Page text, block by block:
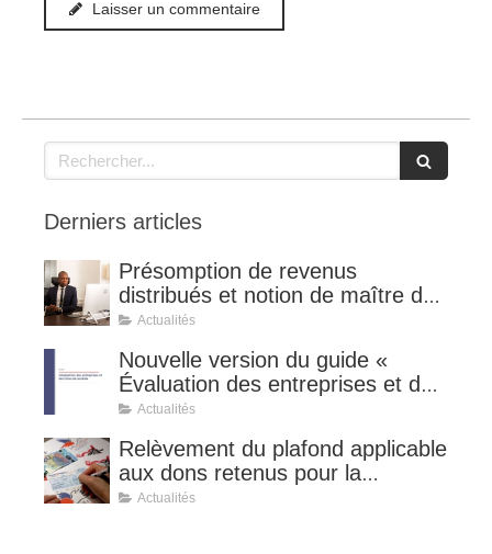
Laisser un commentaire
Rechercher
Derniers articles
Présomption de revenus
distribués et notion de maître de
l'affaire (CE 8 juillet 2026, n°
Actualités
Nouvelle version du guide «
Évaluation des entreprises et des
titres de sociétés ».
Actualités
Relèvement du plafond applicable
aux dons retenus pour la
détermination de la réduction
Actualités